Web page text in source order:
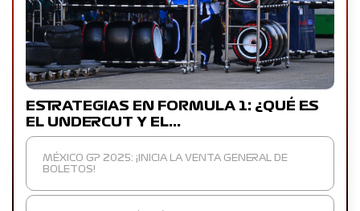
ESTRATEGIAS EN FORMULA 1: ¿QUÉ ES
EL UNDERCUT Y EL…
MÉXICO GP 2025: ¡INICIA LA VENTA GENERAL DE
BOLETOS!